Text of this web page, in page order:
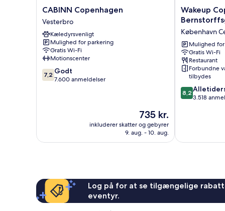
Sofa
Beds)
CABINN
Copenhagen
Vesterbro
CABINN Copenhagen
Vesterbro
Kæledyrsvenligt
Mulighed for parkering
Gratis Wi-Fi
Motionscenter
7.2
ud
7,2 Godt
7.600 anmeldelser
Prisen
er
735 kr.
735 kr.
inkluderer skatter og gebyrer
9. aug. - 10. aug.
Wakeup
Copenhagen
København
Centrum
Wakeup
København
Mulighed
Gratis Wi-Fi
Restaurant
Forbundne
tilbydes
8.2
ud
anmeldelser
8,2
3.518
Log på for at se tilgængelige
eventyr.